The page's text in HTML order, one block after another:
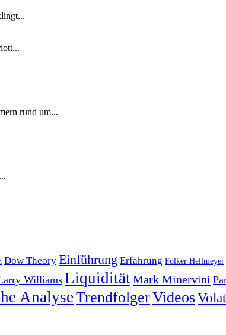
rund um...
Dow Theory Einführung Erfahrung Folker Hellmeyer
Williams LiquiditätMark Minervini
AnalyseTrendfolgerVideos